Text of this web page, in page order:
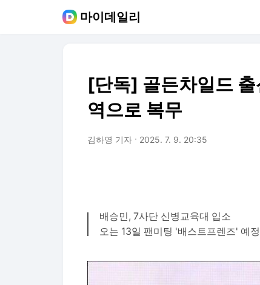
마이데일리
[단독] 골든차일드
역으로 복무
김하영 기자 2025. 7. 9. 20:35
배승민, 7사단 신병교육대 입소
오는 13일 팬미팅 '배스트프렌즈' 예정